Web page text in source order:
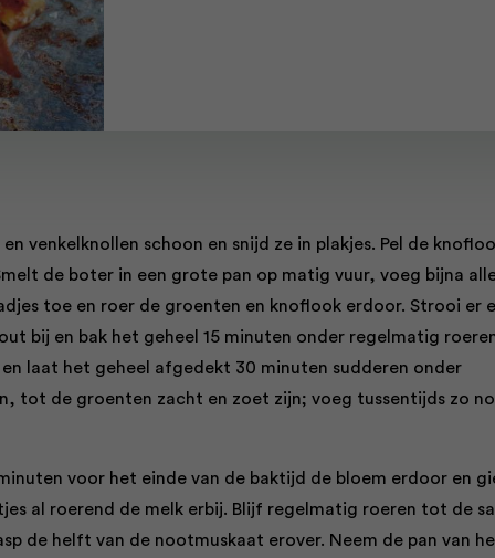
en venkelknollen schoon en snijd ze in plakjes. Pel de
de boter in een grote pan op matig vuur, voeg bijna
toe en roer de groenten en knoflook erdoor. Strooi er
bij en bak het geheel 15 minuten onder regelmatig
laat het geheel afgedekt 30 minuten sudderen onder
tot de groenten zacht en zoet zijn; voeg tussentijds zo
voor het einde van de baktijd de bloem erdoor en
al roerend de melk erbij. Blijf regelmatig roeren tot de
de helft van de nootmuskaat erover. Neem de pan van